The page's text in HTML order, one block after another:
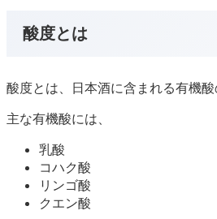
酸度とは
酸度とは、日本酒に含まれる有機酸
主な有機酸には、
乳酸
コハク酸
リンゴ酸
クエン酸